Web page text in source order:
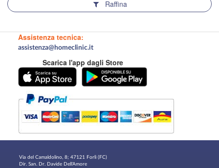
Raffina
Assistenza tecnica:
assistenza@homeclinic.it
Scarica l'app dagli Store
Via del Camaldolino, 8; 47121 Forlì (FC)
Dir. San. Dr. Davide Dell'Amore